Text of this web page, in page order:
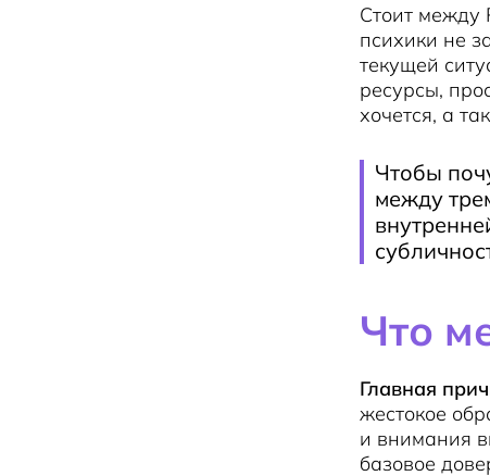
Стоит между
психики не
текущей
ресурсы,
хочется, а
Чтобы
между
Что
Главная
жестокое
и внимания
базовое